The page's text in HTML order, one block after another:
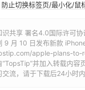
防止切换标签页/最小化/鼠
识共享 署名4.0国际许可
9 月 10 日发布新款
apple-plans-to-
并加入转载内容
流，请于下载后24小时